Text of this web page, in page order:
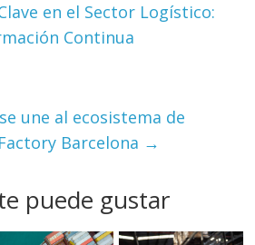
en el Sector Logístico:
Continua
une al ecosistema de
Barcelona →
puede gustar